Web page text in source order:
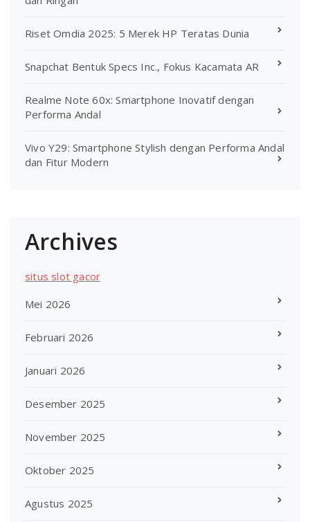
Riset Omdia 2025: 5 Merek HP Teratas Dunia
Snapchat Bentuk Specs Inc., Fokus Kacamata AR
Realme Note 60x: Smartphone Inovatif dengan
Performa Andal
Vivo Y29: Smartphone Stylish dengan Performa Andal
dan Fitur Modern
Archives
situs slot gacor
Mei 2026
Februari 2026
Januari 2026
Desember 2025
November 2025
Oktober 2025
Agustus 2025